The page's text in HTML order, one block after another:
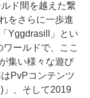
ド間を越えた繋
をさらに一歩進
Yggdrasill」とい
ールドで、ここ
集い様々な遊び
PvPコンテンツ
」、そして2019